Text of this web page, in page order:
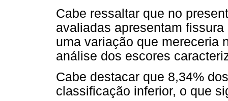
Cabe ressaltar que no
avaliadas apresentam
uma variação que mereceria
análise dos escores
Cabe destacar que 8,34%
classificação inferior, o que